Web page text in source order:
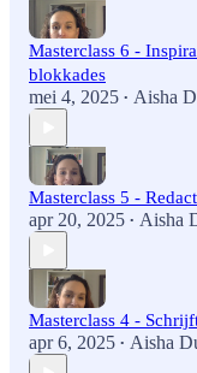
Masterclass 6 -
blokkades
mei 4, 2025 • Aisha
Masterclass 5 -
apr 20, 2025 • Aisha
Masterclass 4 -
apr 6, 2025 • Aisha